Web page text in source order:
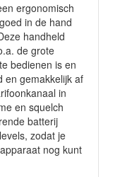
ergonomisch
in de hand
handheld
de grote
bedienen is en
en gemakkelijk af
in
en squelch
batterij
zodat je
nog kunt